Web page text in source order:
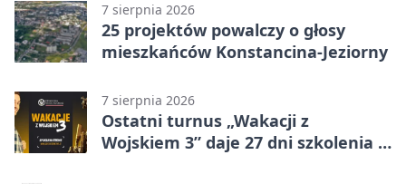
7 sierpnia 2026
25 projektów powalczy o głosy
mieszkańców Konstancina-Jeziorny
7 sierpnia 2026
Ostatni turnus „Wakacji z
Wojskiem 3” daje 27 dni szkolenia i